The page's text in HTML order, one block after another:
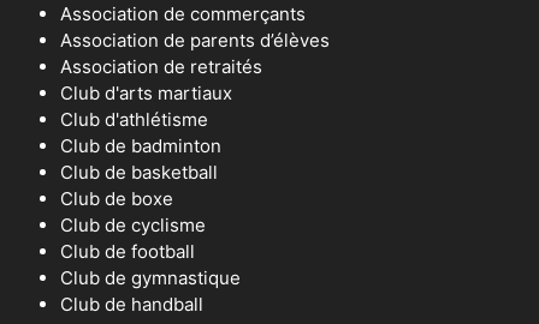
Association de commerçants
Association de parents d’élèves
Association de retraités
Club d'arts martiaux
Club d'athlétisme
Club de badminton
Club de basketball
Club de boxe
Club de cyclisme
Club de football
Club de gymnastique
Club de handball